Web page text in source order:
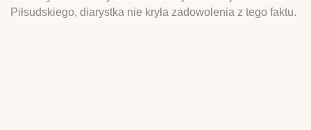
Piłsudskiego, diarystka nie kryła zadowolenia z tego faktu.